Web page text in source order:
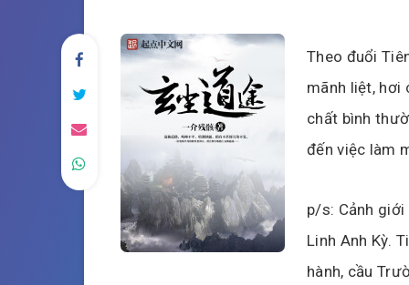
Theo đuổi
mãnh liệt, hơi
chất bình
đến việc làm
p/s: Cảnh giới
Linh Anh Kỳ.
hành, cầu